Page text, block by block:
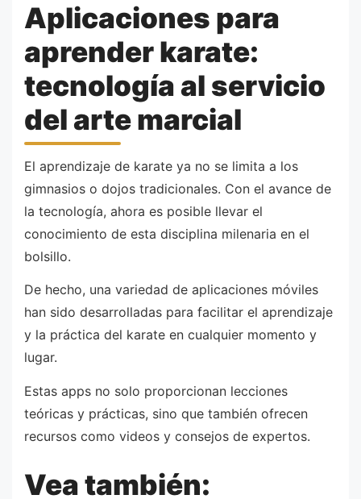
Aplicaciones para
aprender karate:
tecnología al servicio
del arte marcial
El aprendizaje de karate ya no se limita a los
gimnasios o dojos tradicionales. Con el avance de
la tecnología, ahora es posible llevar el
conocimiento de esta disciplina milenaria en el
bolsillo.
De hecho, una variedad de aplicaciones móviles
han sido desarrolladas para facilitar el aprendizaje
y la práctica del karate en cualquier momento y
lugar.
Estas apps no solo proporcionan lecciones
teóricas y prácticas, sino que también ofrecen
recursos como videos y consejos de expertos.
Vea también: